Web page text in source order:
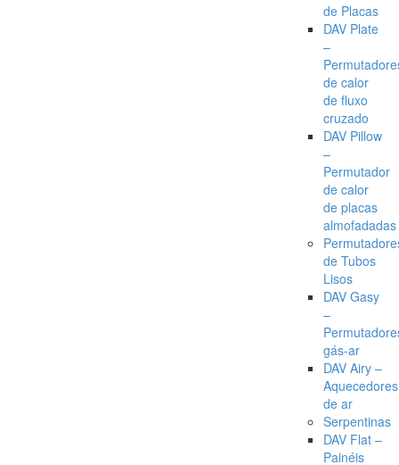
de Placas
DAV Plate
–
de calor
de fluxo
cruzado
DAV Pillow
–
Permutador
de calor
de placas
almofadadas
de Tubos
Lisos
DAV Gasy
–
gás-ar
DAV Airy –
Aquecedores
de ar
Serpentinas
DAV Flat –
Painéis